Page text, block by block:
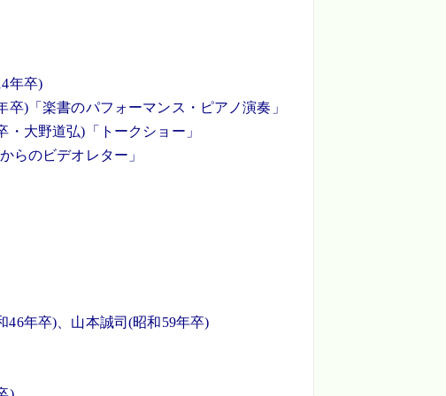
卒)
のパフォーマンス・ピアノ演奏」
)「トークショー」
デオレター」
山本誠司(昭和59年卒)